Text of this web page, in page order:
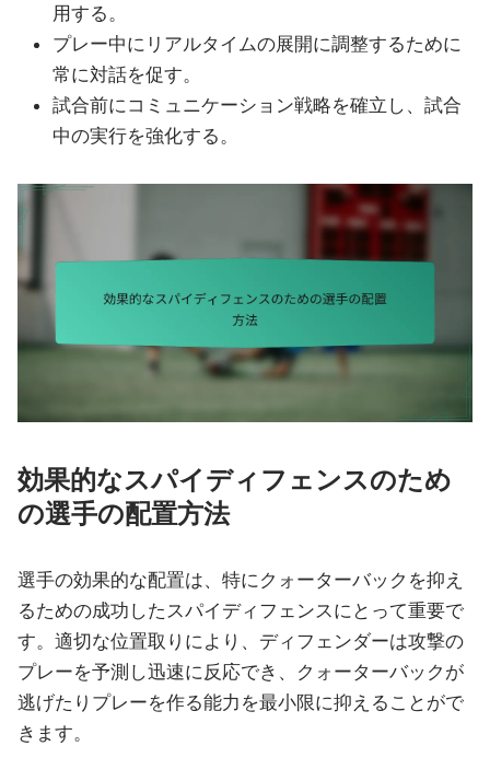
用する。
プレー中にリアルタイムの展開に調整するために
常に対話を促す。
試合前にコミュニケーション戦略を確立し、試合
中の実行を強化する。
効果的なスパイディフェンスのため
の選手の配置方法
選手の効果的な配置は、特にクォーターバックを抑え
るための成功したスパイディフェンスにとって重要で
す。適切な位置取りにより、ディフェンダーは攻撃の
プレーを予測し迅速に反応でき、クォーターバックが
逃げたりプレーを作る能力を最小限に抑えることがで
きます。